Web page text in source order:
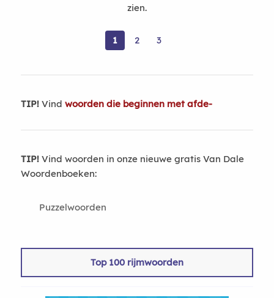
zien.
1 2 3
TIP!Vind woorden die beginnen met afde-
TIP!Vind woorden in onze nieuwe gratis Van Dale
Woordenboeken:
Puzzelwoorden
Top 100 rijmwoorden